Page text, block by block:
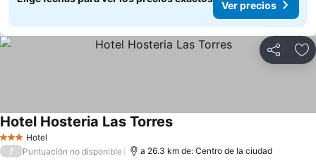
Ver precios
Compartir
3 Estrellas
Hotel
Hotel Hosteria Las Torres
/ Puntuación no disponible a 26.3 km de: Centro de la ciudad